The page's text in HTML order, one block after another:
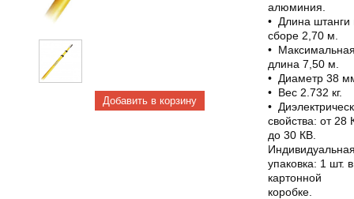
алюминия.
• Длина штанги
сборе 2,70 м.
•
длина 7,50 м.
• Диаметр 38
• Вес 2.732 кг.
•
свойства: от 28
до 30 КВ.
упаковка: 1 шт. в
картонной
коробке.